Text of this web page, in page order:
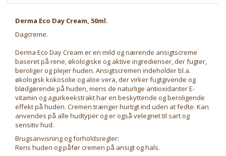
Derma Eco Day Cream, 50ml.
Dagcreme.
Derma Eco Day Cream er en mild og nærende ansigtscreme
baseret på rene, økologiske og aktive ingredienser, der fugter,
beroliger og plejer huden. Ansigtscremen indeholder bl.a.
økologisk kokosolie og aloe vera, der virker fugtgivende og
blødgørende på huden, mens de naturlige antioxidanter E-
vitamin og agurkeekstrakt har en beskyttende og beroligende
effekt på huden. Cremen trænger hurtigt ind uden at fedte. Kan
anvendes på alle hudtyper og er også velegnet til sart og
sensitiv hud.
Brugsanvisning og forholdsregler:
Rens huden og påfør cremen på ansigt og hals.